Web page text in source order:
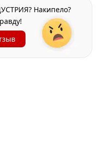
Накипело?